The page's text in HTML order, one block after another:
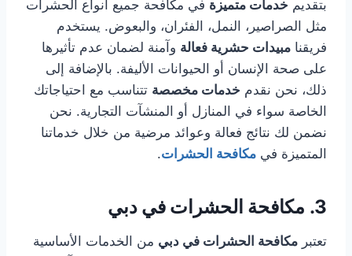
بتقديم خدمات متميزة في مكافحة جميع أنواع الحشرات
مثل الصراصير، النمل، الفئران، والبعوض. يستخدم
فريقنا مبيدات حشرية فعالة وآمنة لضمان عدم تأثيرها
على صحة الإنسان أو الحيوانات الأليفة. بالإضافة إلى
ذلك، نحن نقدم خدمات مخصصة تتناسب مع احتياجاتك
الخاصة سواء في المنازل أو المنشآت التجارية. نحن
نضمن لك نتائج فعالة وعوائد مرضية من خلال خدماتنا
المتميزة في مكافحة الحشرات.
3
. مكافحة الحشرات في دبي
تعتبر مكافحة الحشرات في دبي من الخدمات الأساسية